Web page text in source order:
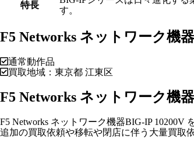
特長
す。
F5 Networks ネットワーク機
通常動作品
買取地域：東京都 江東区
F5 Networks ネットワーク機
F5 Networks ネットワーク機器BIG-IP 10200V
追加の買取依頼や移転や閉店に伴う大量買取